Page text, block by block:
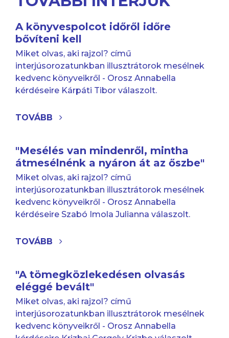
A könyvespolcot időről időre
bővíteni kell
Miket olvas, aki rajzol? című
interjúsorozatunkban illusztrátorok mesélnek
kedvenc könyveikről - Orosz Annabella
kérdéseire Kárpáti Tibor válaszolt.
TOVÁBB
"Mesélés van mindenről, mintha
átmesélnénk a nyáron át az őszbe"
Miket olvas, aki rajzol? című
interjúsorozatunkban illusztrátorok mesélnek
kedvenc könyveikről - Orosz Annabella
kérdéseire Szabó Imola Julianna válaszolt.
TOVÁBB
"A tömegközlekedésen olvasás
eléggé bevált"
Miket olvas, aki rajzol? című
interjúsorozatunkban illusztrátorok mesélnek
kedvenc könyveikről - Orosz Annabella